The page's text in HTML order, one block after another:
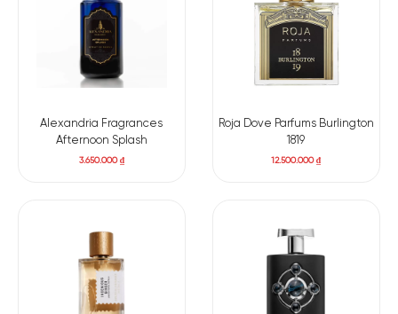
Có nên mua nước hoa unisex Alexandria Fragrances
Black Panther
Xin khẳng định lần nữa sự đặc biệt của Black Panther
việc mang đến một mùi hương unisex đáng ngưỡng mộ. Mùi
Alexandria Fragrances
Afternoon Splash
3.650.000₫
Roja Dove Parfums Burlington
1819
12.500.000₫